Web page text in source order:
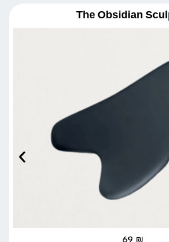
The Obsidian
69 ₪